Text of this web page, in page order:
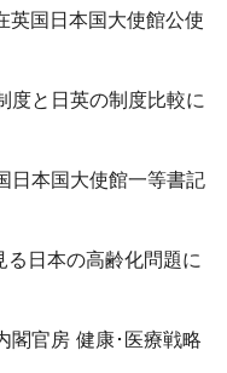
国日本国大使館公使
と日英の制度比較に
国大使館一等書記
日本の高齢化問題に
房 健康･医療戦略